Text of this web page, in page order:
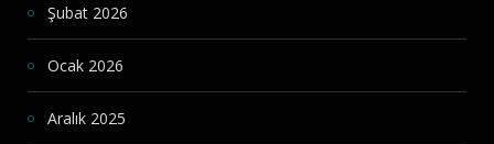
Şubat 2026
Ocak 2026
Aralık 2025